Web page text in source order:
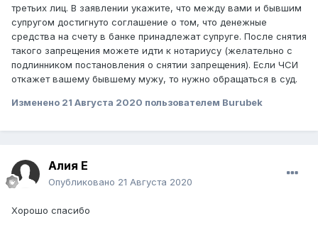
давности по счетам в банке, в смысле может ли ЧСИ
выйти на мой счет и арестовать его. Счет в банке
возможно заменить если аннулировать заявку
полностью, т.е. я заново должна ждать открытия данной
программы и проходить все этапы. Во первых это время,
во вторых хозяин квартиры не будет столько ждать.
Деньги на счет я зачисляла с конца 2018 года до июля
третьих лиц. В заявлении укажите, что между вами и бывшим
супругом достигнуто соглашение о том, что денежные
средства на счету в банке принадлежат супруге. После снятия
такого запрещения можете идти к нотариусу (желательно с
подлинником постановления о снятии запрещения). Если ЧСИ
откажет вашему бывшему мужу, то нужно обращаться в суд.
Изменено 21 Августа 2020 пользователем Burubek
Алия E
Опубликовано 21 Августа 2020
Хорошо спасибо